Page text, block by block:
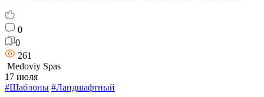
0
0
261
Medoviy Spas
17 июля
#Шаблоны #Ландшафтный